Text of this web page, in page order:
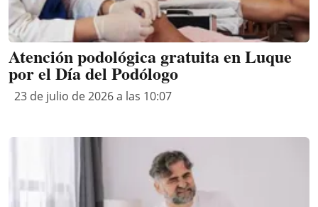
Atención podológica gratuita en Luque
por el Día del Podólogo
23 de julio de 2026 a las 10:07